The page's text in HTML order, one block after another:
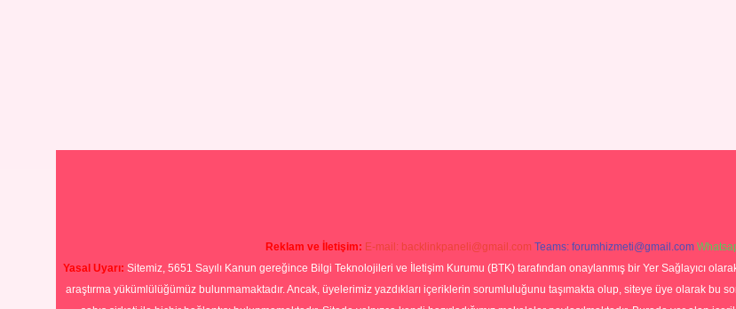
Reklam ve İletişim: E-mail: backlinkpaneli@gmail.com Teams: forumhizmeti@gmail.com
Yasal Uyarı: Sitemiz, 5651 Sayılı Kanun gereğince Bilgi Teknolojileri ve İletişim Kurumu (BTK) tarafından onaylanmış bir Yer Sağlayıcı
araştırma yükümlülüğümüz bulunmamaktadır. Ancak, üyelerimiz yazdıkları içeriklerin sorumluluğunu taşımakta olup, siteye üye olarak bu